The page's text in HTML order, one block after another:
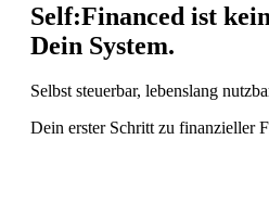
Self:Financed ist
Dein System.
Selbst steuerbar, lebenslang
Dein erster Schritt zu finanzieller